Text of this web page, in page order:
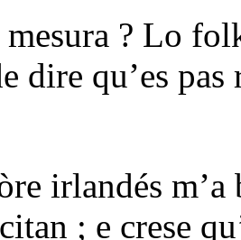
? Lo
dire qu’es pas
irlandés
; e crese